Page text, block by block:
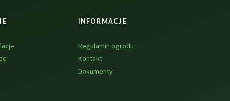
INFORMACJE
Regulamin ogrodu
Kontakt
Dokumenty